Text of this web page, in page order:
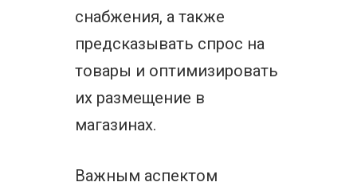
снабжения, а также
предсказывать спрос на
товары и оптимизировать
их размещение в
магазинах.
Важным аспектом